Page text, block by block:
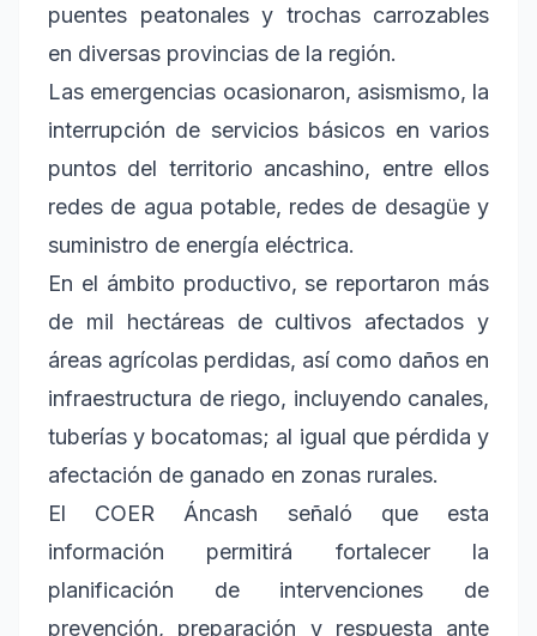
puentes peatonales y trochas carrozables
en diversas provincias de la región.
Las emergencias ocasionaron, asismismo, la
interrupción de servicios básicos en varios
puntos del territorio ancashino, entre ellos
redes de agua potable, redes de desagüe y
suministro de energía eléctrica.
En el ámbito productivo, se reportaron más
de mil hectáreas de cultivos afectados y
áreas agrícolas perdidas, así como daños en
infraestructura de riego, incluyendo canales,
tuberías y bocatomas; al igual que pérdida y
afectación de ganado en zonas rurales.
El COER Áncash señaló que esta
información permitirá fortalecer la
planificación de intervenciones de
prevención, preparación y respuesta ante